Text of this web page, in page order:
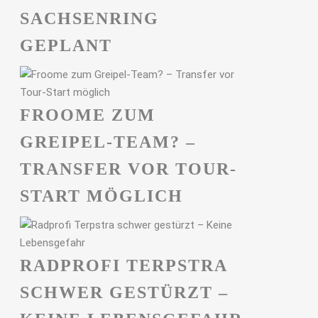
ACHSENRING G
EPLANT
FROOME ZUM
GREIPEL-TEAM? –
TRANSFER VOR TOUR-
START MÖGLICH
RADPROFI TERPSTRA
SCHWER GESTÜRZT –